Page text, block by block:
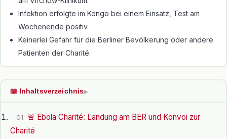
Infektion erfolgte im Kongo bei einem Einsatz, Test am
Wochenende positiv.
Keinerlei Gefahr für die Berliner Bevölkerung oder andere
Patienten der Charité.
📖 Inhaltsverzeichnis▶
01
🚨 Ebola Charité: Landung am BER und Konvoi zur
Charité